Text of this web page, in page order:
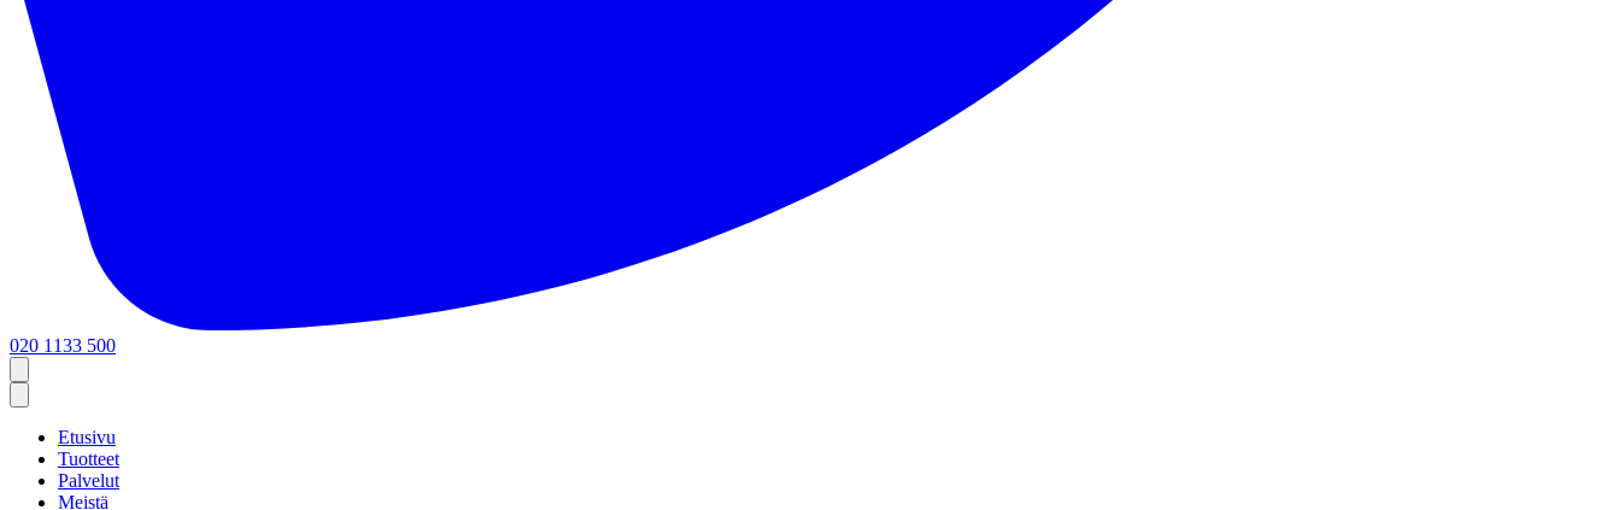
020 1133 500
Etusivu
Tuotteet
Palvelut
Meistä